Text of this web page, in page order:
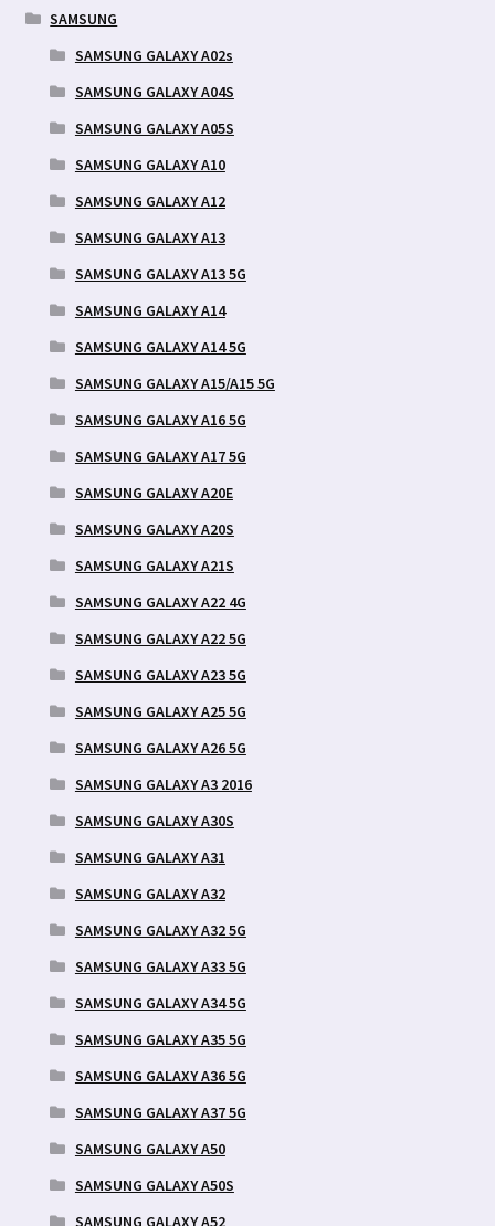
SAMSUNG
SAMSUNG GALAXY A02s
SAMSUNG GALAXY A04S
SAMSUNG GALAXY A05S
SAMSUNG GALAXY A10
SAMSUNG GALAXY A12
SAMSUNG GALAXY A13
SAMSUNG GALAXY A13 5G
SAMSUNG GALAXY A14
SAMSUNG GALAXY A14 5G
SAMSUNG GALAXY A15/A15 5G
SAMSUNG GALAXY A16 5G
SAMSUNG GALAXY A17 5G
SAMSUNG GALAXY A20E
SAMSUNG GALAXY A20S
SAMSUNG GALAXY A21S
SAMSUNG GALAXY A22 4G
SAMSUNG GALAXY A22 5G
SAMSUNG GALAXY A23 5G
SAMSUNG GALAXY A25 5G
SAMSUNG GALAXY A26 5G
SAMSUNG GALAXY A3 2016
SAMSUNG GALAXY A30S
SAMSUNG GALAXY A31
SAMSUNG GALAXY A32
SAMSUNG GALAXY A32 5G
SAMSUNG GALAXY A33 5G
SAMSUNG GALAXY A34 5G
SAMSUNG GALAXY A35 5G
SAMSUNG GALAXY A36 5G
SAMSUNG GALAXY A37 5G
SAMSUNG GALAXY A50
SAMSUNG GALAXY A50S